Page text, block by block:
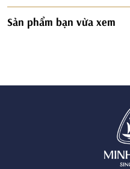
Sản phẩm bạn vừa xem